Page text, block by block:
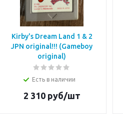
Kirby's Dream Land 1 & 2
JPN original!!! (Gameboy
original)
Есть в наличии
2 310руб/шт